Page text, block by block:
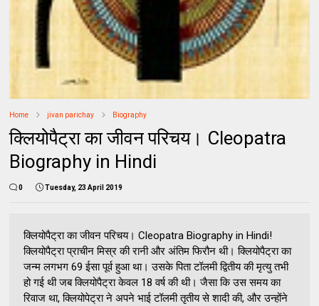
Home jivan parichay Biography
क्लियोपैट्रा का जीवन परिचय। Cleopatra
Biography in Hindi
0 Tuesday, 23 April 2019
क्लियोपैट्रा का जीवन परिचय। Cleopatra Biography in Hindi!
क्लियोपैट्रा प्राचीन मिस्र की रानी और अंतिम फिरौन थी। क्लियोपैट्रा का
जन्म लगभग 69 ईसा पूर्व हुआ था। उसके पिता टॉलमी द्वितीय की मृत्यु तभी
हो गई थी जब क्लियोपैट्रा केवल 18 वर्ष की थी। जैसा कि उस समय का
रिवाज था, क्लियोपेट्रा ने अपने भाई टॉलमी तृतीय से शादी की, और उन्होंने